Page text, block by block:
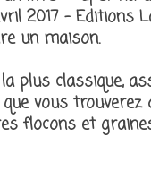
2017 - Editions
un maison.
plus classique,
vous trouverez
flocons et